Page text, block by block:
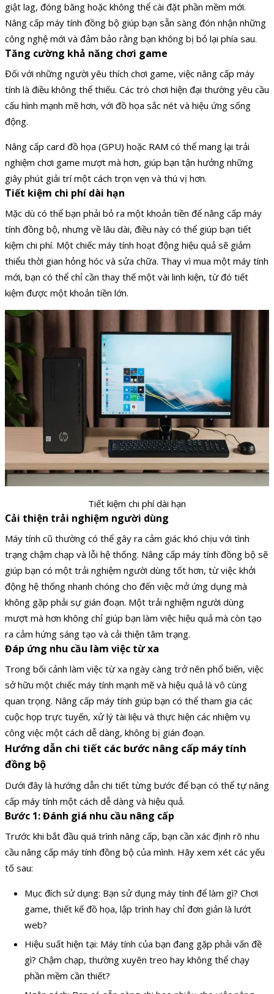
giật lag, đóng băng hoặc không thể cài đặt phần mềm mới.
Nâng cấp máy tính đồng bộ giúp bạn sẵn sàng đón nhận những
công nghệ mới và đảm bảo rằng bạn không bị bỏ lại phía sau.
Tăng cường khả năng chơi game
Đối với những người yêu thích chơi game, việc nâng cấp máy
tính là điều không thể thiếu. Các trò chơi hiện đại thường yêu cầu
cấu hình mạnh mẽ hơn, với đồ họa sắc nét và hiệu ứng sống
động.
Nâng cấp card đồ họa (GPU) hoặc RAM có thể mang lại trải
nghiệm chơi game mượt mà hơn, giúp bạn tận hưởng những
giây phút giải trí một cách trọn vẹn và thú vị hơn.
Tiết kiệm chi phí dài hạn
Mặc dù có thể bạn phải bỏ ra một khoản tiền để nâng cấp máy
tính đồng bộ, nhưng về lâu dài, điều này có thể giúp bạn tiết
kiệm chi phí. Một chiếc máy tính hoạt động hiệu quả sẽ giảm
thiểu thời gian hỏng hóc và sửa chữa. Thay vì mua một máy tính
mới, bạn có thể chỉ cần thay thế một vài linh kiện, từ đó tiết
kiệm được một khoản tiền lớn.
Tiết kiệm chi phí dài hạn
Cải thiện trải nghiệm người dùng
Máy tính cũ thường có thể gây ra cảm giác khó chịu với tình
trạng chậm chạp và lỗi hệ thống. Nâng cấp máy tính đồng bộ sẽ
giúp bạn có một trải nghiệm người dùng tốt hơn, từ việc khởi
động hệ thống nhanh chóng cho đến việc mở ứng dụng mà
không gặp phải sự gián đoạn. Một trải nghiệm người dùng
mượt mà hơn không chỉ giúp bạn làm việc hiệu quả mà còn tạo
ra cảm hứng sáng tạo và cải thiện tâm trạng.
Đáp ứng nhu cầu làm việc từ xa
Trong bối cảnh làm việc từ xa ngày càng trở nên phổ biến, việc
sở hữu một chiếc máy tính mạnh mẽ và hiệu quả là vô cùng
quan trọng. Nâng cấp máy tính giúp bạn có thể tham gia các
cuộc họp trực tuyến, xử lý tài liệu và thực hiện các nhiệm vụ
công việc một cách dễ dàng, không bị gián đoạn.
Hướng dẫn chi tiết các bước nâng cấp máy tính
đồng bộ
Dưới đây là hướng dẫn chi tiết từng bước để bạn có thể tự nâng
cấp máy tính một cách dễ dàng và hiệu quả.
Bước 1: Đánh giá nhu cầu nâng cấp
Trước khi bắt đầu quá trình nâng cấp, bạn cần xác định rõ nhu
cầu nâng cấp máy tính đồng bộ của mình. Hãy xem xét các yếu
tố sau:
Mục đích sử dụng: Bạn sử dụng máy tính để làm gì? Chơi
game, thiết kế đồ họa, lập trình hay chỉ đơn giản là lướt
web?
Hiệu suất hiện tại: Máy tính của bạn đang gặp phải vấn đề
gì? Chậm chạp, thường xuyên treo hay không thể chạy
phần mềm cần thiết?